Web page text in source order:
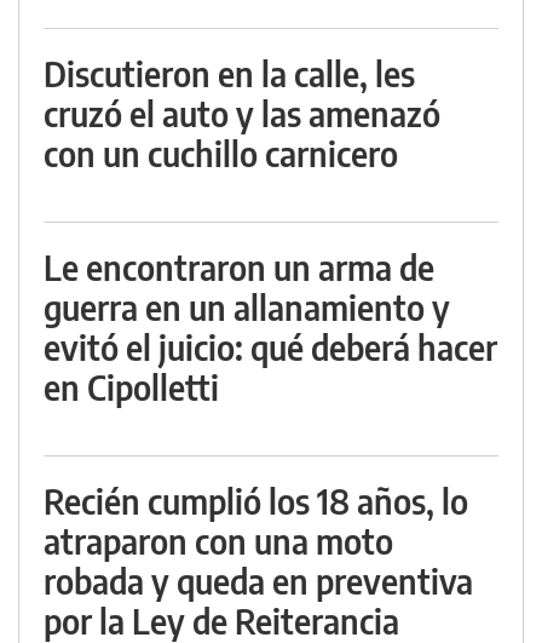
Discutieron en la calle, les
cruzó el auto y las amenazó
con un cuchillo carnicero
Le encontraron un arma de
guerra en un allanamiento y
evitó el juicio: qué deberá hacer
en Cipolletti
Recién cumplió los 18 años, lo
atraparon con una moto
robada y queda en preventiva
por la Ley de Reiterancia